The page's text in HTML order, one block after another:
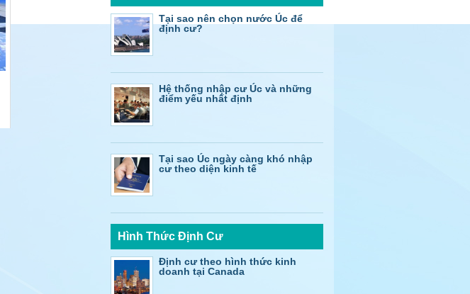
Tại sao nên chọn nước Úc để
định cư?
Hệ thống nhập cư Úc và những
điểm yếu nhất định
Tại sao Úc ngày càng khó nhập
cư theo diện kinh tế
Hình Thức Định Cư
Định cư theo hình thức kinh
doanh tại Canada